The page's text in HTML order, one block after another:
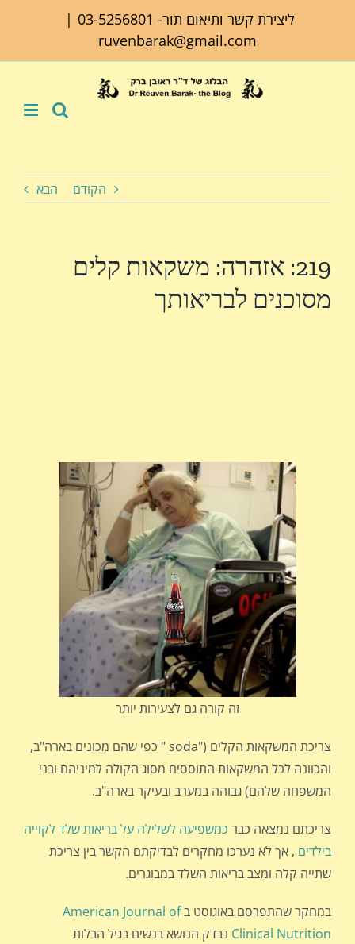
ליצירת קשר ותיאום תור- 03-5256801
|
ruvenbarak@gmail.com
הקודם הבא
219: אזהרה: משקאות קלים
מסוכנים לבריאותך
זה קורה גם לצעירות יותר
צריכת המשקאות הקלים ("soda " כפי שהם מכונים בארה"ב,
והכוונה לכל המשקאות התוססים מסוג הקולה למיניהם ובני
המשפחה שלהם) גבוהה במערב ובעיקר בארה"ב.
צריכתם נמצאה כבר כמשפיעה לשלילה על בריאות שלד לקוייה
בילדים , אך לא נערכו מחקרים לבדיקתם הקשר בין צריכת
שתייה קלה ומצב בריאות השלד במבוגרים.
במחקר שהתפרסם באוגוסט בAmerican Journal of
Clinical Nutrition נבדק הנושא בנשים בגיל הבלות